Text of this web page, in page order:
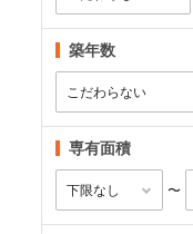
築年数
専有面積
〜